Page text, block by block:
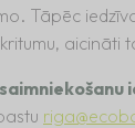
Tāpēc
aicināti